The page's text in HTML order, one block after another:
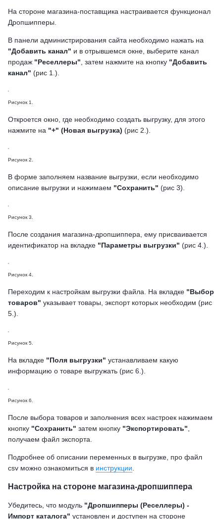
На стороне магазина-поставщика настраивается функционал
Дропшипперы.
В панели администрирования сайта необходимо нажать на
"Добавить канал" и в отрывшемся окне, выберите канал
продаж "Реселлеры" , затем нажмите на кнопку "Добавить
канал" (рис 1.).
Рисунок 1.
Откроется окно, где необходимо создать выгрузку, для этого
нажмите на "+" (Новая выгрузка) (рис 2.).
Рисунок 2.
В форме заполняем название выгрузки, если необходимо
описание выгрузки и нажимаем "Сохранить" (рис 3).
Рисунок 3.
После создания магазина-дропшиппера, ему присваивается
идентификатор на вкладке "Параметры выгрузки" (рис 4.).
Рисунок 4.
Переходим к настройкам выгрузки файла. На вкладке "Выбор
товаров" указывает товары, экспорт которых необходим (рис
5.).
Рисунок 5.
На вкладке "Поля выгрузки" устанавливаем какую
информацию о товаре выгружать (рис 6.).
Рисунок 6.
После выбора товаров и заполнения всех настроек нажимаем
кнопку "Сохранить" затем кнопку "Экспортировать"
получаем файл экспорта.
Подробнее об описании переменных в выгрузке, про файл
csv можно ознакомиться в инструкции
Настройка на стороне магазина-дропшиппера
Убедитесь, что модуль "Дропшипперы (Реселлеры) -
Импорт каталога" установлен и доступен на стороне